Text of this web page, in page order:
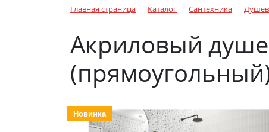
Главная страница Каталог Сантехника
Акриловый
Новинка